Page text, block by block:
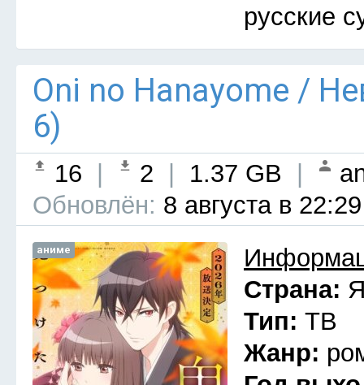
русские
Oni no Hanayome /
6)
16 2 1.37 GB
Обновлён: 8 августа в 22:29
аниме
Страна:
Тип: ТВ
Жанр: